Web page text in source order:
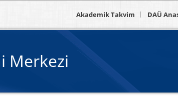
Akademik Takvim DAÜ
Merkezi